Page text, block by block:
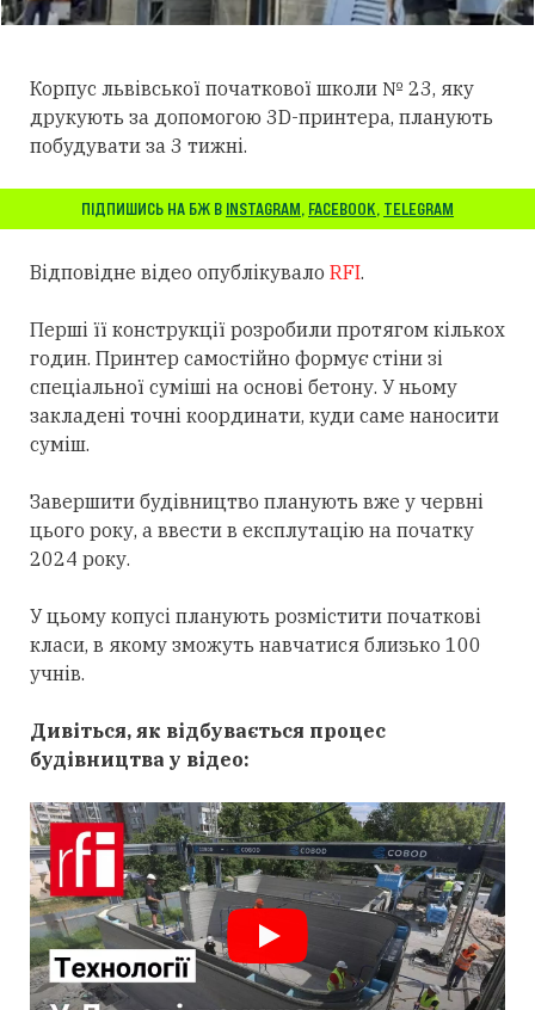
Корпус львівської початкової школи № 23, яку
друкують за допомогою 3D-принтера, планують
побудувати за 3 тижні.
ПІДПИШИСЬ НА БЖ В INSTAGRAM, FACEBOOK, TELEGRAM
Відповідне відео опублікувало RFI.
Перші її конструкції розробили протягом кількох
годин. Принтер самостійно формує стіни зі
спеціальної суміші на основі бетону. У ньому
закладені точні координати, куди саме наносити
суміш.
Завершити будівництво планують вже у червні
цього року, а ввести в експлутацію на початку
2024 року.
У цьому копусі планують розмістити початкові
класи, в якому зможуть навчатися близько 100
учнів.
Дивіться, як відбувається процес
будівництва у відео: